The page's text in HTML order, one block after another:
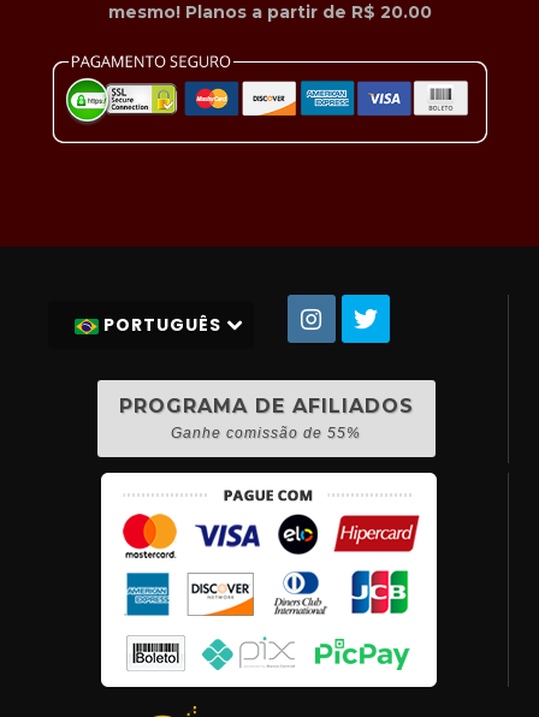
mesmo! Planos a partir de R$ 20.00
PORTUGUÊS
PROGRAMA DE AFILIADOS
Ganhe comissão de 55%